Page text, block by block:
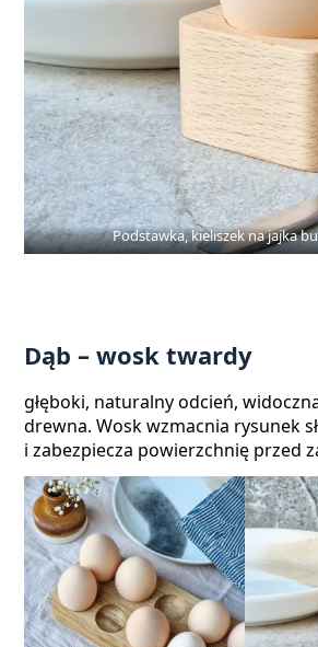
Podstawka, kieliszek na jajka
Dąb – wosk twardy
głęboki, naturalny odcień,
drewna. Wosk wzmacnia rysunek
i zabezpiecza powierzchnię przed